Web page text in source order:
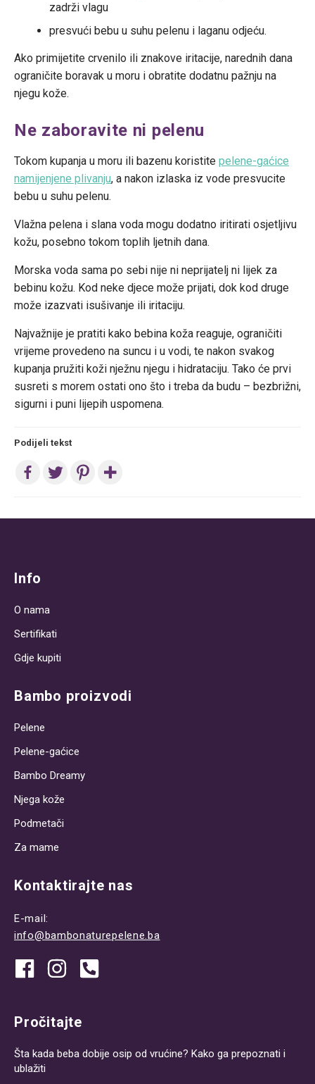
zadrži vlagu
presvući bebu u suhu pelenu i laganu odjeću.
Ako primijetite crvenilo ili znakove iritacije, narednih dana
ograničite boravak u moru i obratite dodatnu pažnju na
njegu kože.
Ne zaboravite ni pelenu
Tokom kupanja u moru ili bazenu koristite pelene-gaćice
namijenjene plivanju, a nakon izlaska iz vode presvucite
bebu u suhu pelenu.
Vlažna pelena i slana voda mogu dodatno iritirati osjetljivu
kožu, posebno tokom toplih ljetnih dana.
Morska voda sama po sebi nije ni neprijatelj ni lijek za
bebinu kožu. Kod neke djece može prijati, dok kod druge
može izazvati isušivanje ili iritaciju.
Najvažnije je pratiti kako bebina koža reaguje, ograničiti
vrijeme provedeno na suncu i u vodi, te nakon svakog
kupanja pružiti koži nježnu njegu i hidrataciju. Tako će prvi
susreti s morem ostati ono što i treba da budu – bezbrižni,
sigurni i puni lijepih uspomena.
Podijeli tekst
Post
Info
O nama
Sertifikati
Gdje kupiti
Bambo proizvodi
Pelene
Pelene-gaćice
Bambo Dreamy
Njega kože
Podmetači
Za mame
Kontaktirajte nas
E-mail:
info@bambonaturepelene.ba
Pročitajte
Šta kada beba dobije osip od vrućine? Kako ga prepoznati i
ublažiti